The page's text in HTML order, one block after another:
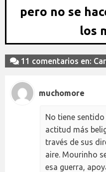
pero no se
los
11 comentarios en:
muchomore
No tiene
actitud más
través de sus
aire. Mourinho
esa guerra,